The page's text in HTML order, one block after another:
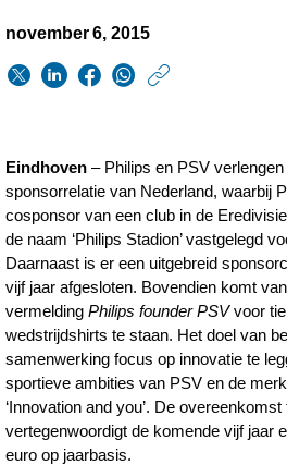
november 6, 2015
en-
PSV-
voor-
tien-
jaar-
en-
Eindhoven – Philips en PSV
sponsorrelatie van Nederland, waarbij
cosponsor van een club in de
de naam ‘Philips Stadion’ vastgelegd
Daarnaast is er een uitgebreid
vijf jaar afgesloten. Bovendien komt
vermeldingPhilips founder PSVvoor
wedstrijdshirts te staan. Het doel van
samenwerking focus op innovatie te
sportieve ambities van PSV en de
‘Innovation and you’. De
vertegenwoordigt de komende vijf jaar
euro op jaarbasis.